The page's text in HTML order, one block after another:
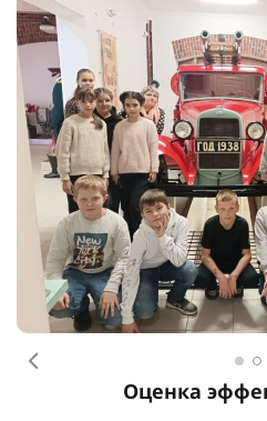
Предыдущее
Оценка